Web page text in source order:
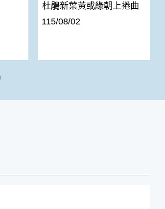
杜鵑新葉黃或綠朝上捲曲
115/08/02